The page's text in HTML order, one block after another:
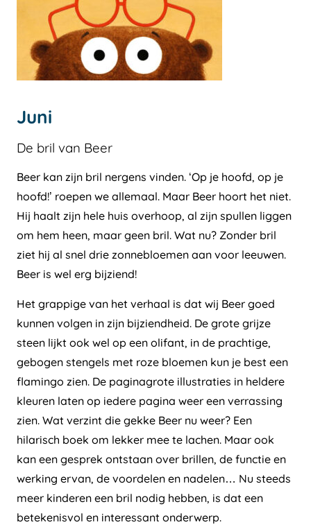
Juni
De bril van Beer
Beer kan zijn bril nergens vinden. ‘Op je hoofd, op je
hoofd!’ roepen we allemaal. Maar Beer hoort het niet.
Hij haalt zijn hele huis overhoop, al zijn spullen liggen
om hem heen, maar geen bril. Wat nu? Zonder bril
ziet hij al snel drie zonnebloemen aan voor leeuwen.
Beer is wel erg bijziend!
Het grappige van het verhaal is dat wij Beer goed
kunnen volgen in zijn bijziendheid. De grote grijze
steen lijkt ook wel op een olifant, in de prachtige,
gebogen stengels met roze bloemen kun je best een
flamingo zien. De paginagrote illustraties in heldere
kleuren laten op iedere pagina weer een verrassing
zien. Wat verzint die gekke Beer nu weer? Een
hilarisch boek om lekker mee te lachen. Maar ook
kan een gesprek ontstaan over brillen, de functie en
werking ervan, de voordelen en nadelen… Nu steeds
meer kinderen een bril nodig hebben, is dat een
betekenisvol en interessant onderwerp.